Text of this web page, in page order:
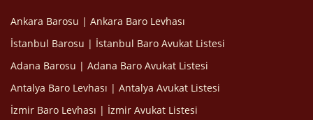
Ankara Barosu | Ankara Baro Levhası
İstanbul Barosu | İstanbul Baro Avukat Listesi
Adana Barosu | Adana Baro Avukat Listesi
Antalya Baro Levhası | Antalya Avukat Listesi
İzmir Baro Levhası | İzmir Avukat Listesi